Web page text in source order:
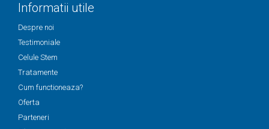
Informatii utile
Despre noi
Testimoniale
Celule Stem
Tratamente
Cum functioneaza?
Oferta
Parteneri